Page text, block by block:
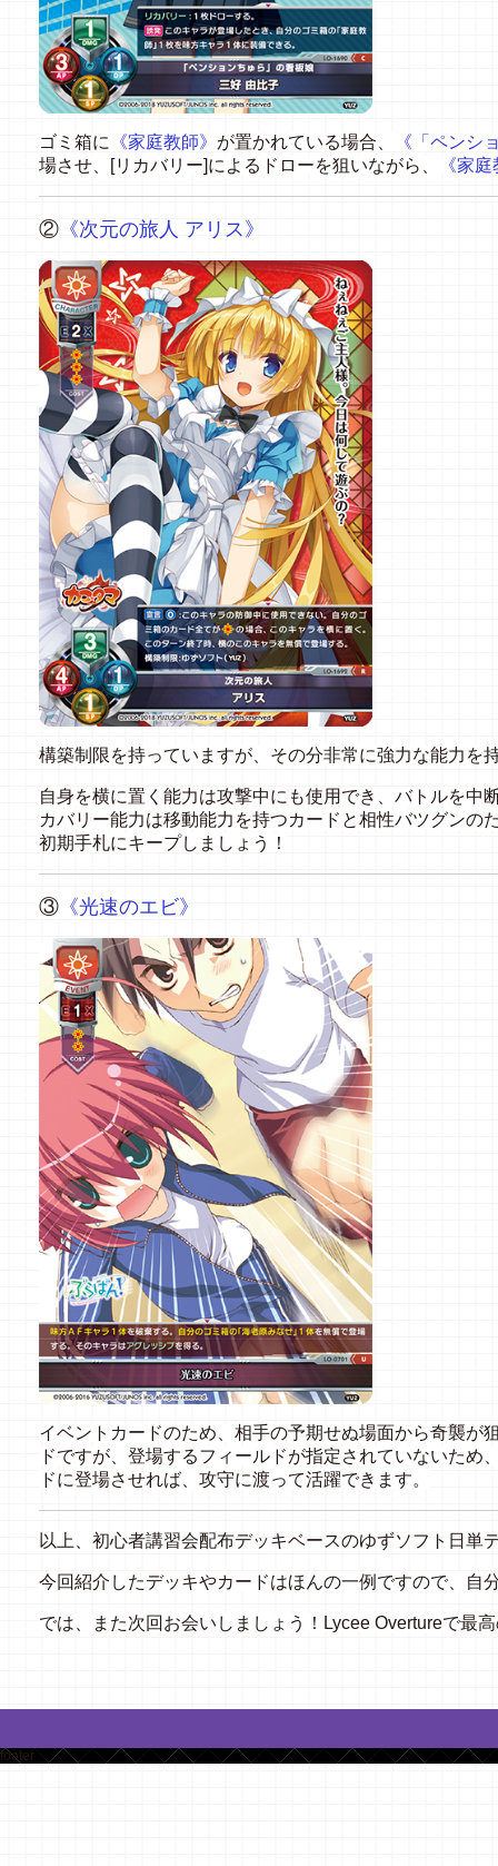
ゴミ箱に 《家庭教師》 が置かれている場合、
《「ペンシ
場させ、[リカバリー]によるドローを狙いながら、
《家
② 《次元の旅人 アリス》
構築制限を持っていますが、その分非常に強力な能力を
自身を横に置く能力は攻撃中にも使用でき、バトルを中
カバリー能力は移動能力を持つカードと相性バツグンの
初期手札にキープしましょう！
③ 《光速のエビ》
イベントカードのため、相手の予期せぬ場面から奇襲
ドですが、登場するフィールドが指定されていないため
ドに登場させれば、攻守に渡って活躍できます。
以上、 初心者講習会配布デッキベースのゆずソフト日単
今回紹介したデッキやカードはほんの一例ですので、自
では、また次回お会いしましょう！Lycee Overtureで最
footer